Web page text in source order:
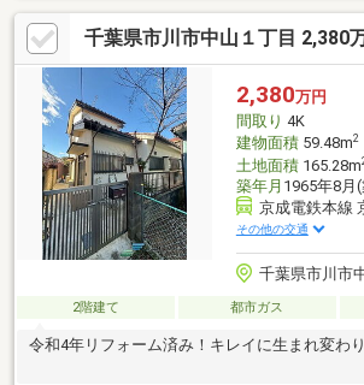
千葉県市川市中山１丁目 2,380
2,380万円
間取り 4K
建物面積59.48m2
土地面積165.28m
築年月 1965年8月
京成電鉄本線
その他の交通
千葉県市川市
2階建て 都市ガス
令和4年リフォーム済み！キレイに生まれ変わ